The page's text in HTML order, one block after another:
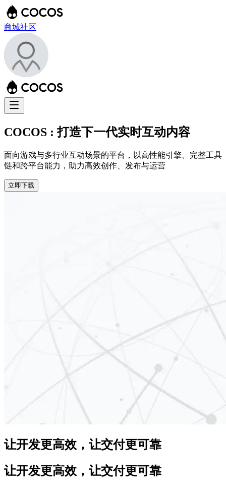
商城社区
COCOS : 打造下一代实时互动内容
面向游戏与多行业互动场景的平台，以高性能引擎、完整工具
链和跨平台能力，助力高效创作、发布与运营
立即下载
让开发更高效，让交付更可靠
让开发更高效，让交付更可靠